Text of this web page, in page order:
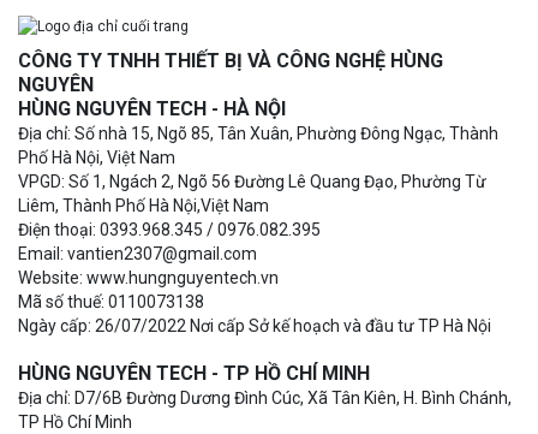
CÔNG TY TNHH THIẾT BỊ VÀ CÔNG NGHỆ HÙNG
NGUYÊN
HÙNG NGUYÊN TECH - HÀ NỘI
Địa chỉ: Số nhà 15, Ngõ 85, Tân Xuân, Phường Đông Ngạc, Thành
Phố Hà Nội, Việt Nam
VPGD: Số 1, Ngách 2, Ngõ 56 Đường Lê Quang Đạo, Phường Từ
Liêm, Thành Phố Hà Nội,Việt Nam
Điện thoại: 0393.968.345 / 0976.082.395
Email: vantien2307@gmail.com
Website: www.hungnguyentech.vn
Mã số thuế: 0110073138
Ngày cấp: 26/07/2022 Nơi cấp Sở kế hoạch và đầu tư TP Hà Nội
HÙNG NGUYÊN TECH - TP HỒ CHÍ MINH
Địa chỉ: D7/6B Đường Dương Đình Cúc, Xã Tân Kiên, H. Bình Chánh,
TP Hồ Chí Minh